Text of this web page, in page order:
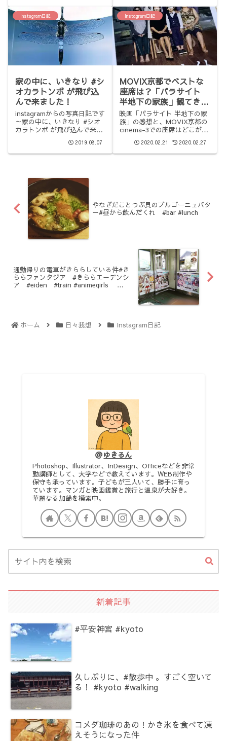
Instagram日記
家の中に、いきなり #シ
オカラトンボ が飛び込
んで来ました！
instagramからの写真日記です
～家の中に、いきなり #シオ
カラトンボ が飛び込んで来ま
2019.08.07
Instagram日記
MOVIX京都でベストな
座席は？「パラサイト
半地下の家族」観てきた
よ！
映画「パラサイト 半地下の家
族」の感想と、MOVIX京都の
cinema-3での座席はどこがい
いかを書いた記事。
2020.02.21 2020.02.27
やなぎだことつぶ貝のブルゴーニュバタ
ー#昼から飲んだくれ #bar #lunch
通勤帰りの電車がきららしている件#き
ららファンタジア #きららエーデンシ
ア #eiden #train #animegirls
ホーム 日々我想 Instagram日記
ゆきるん
Photoshop、Illustrator、InDesign、Officeなどを非常
勤講師として、大学などで教えています。WEB制作や
保守も承っています。子どもが三人いて、勝手に育っ
ています。マンガと映画鑑賞と旅行と温泉が大好き。
華麗なる加齢を模索中。
新着記事
#平安神宮 #kyoto
久しぶりに、#散歩中 。すごく空いて
る！ #kyoto #walking
コメダ珈琲のあの！かき氷を食べて凍
えそうになった件